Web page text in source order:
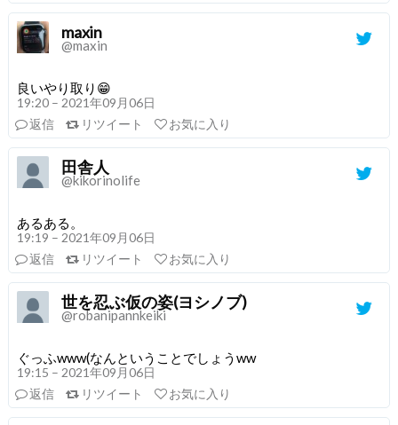
maxin
@maxin
良いやり取り😁
19:20 – 2021年09月06日
返信
リツイート お気に入り
田舎人
@kikorinolife
あるある。
19:19 – 2021年09月06日
返信
リツイート お気に入り
世を忍ぶ仮の姿(ヨシノブ)
@robanipannkeiki
ぐっふwww(なんということでしょうww
19:15 – 2021年09月06日
返信
リツイート お気に入り